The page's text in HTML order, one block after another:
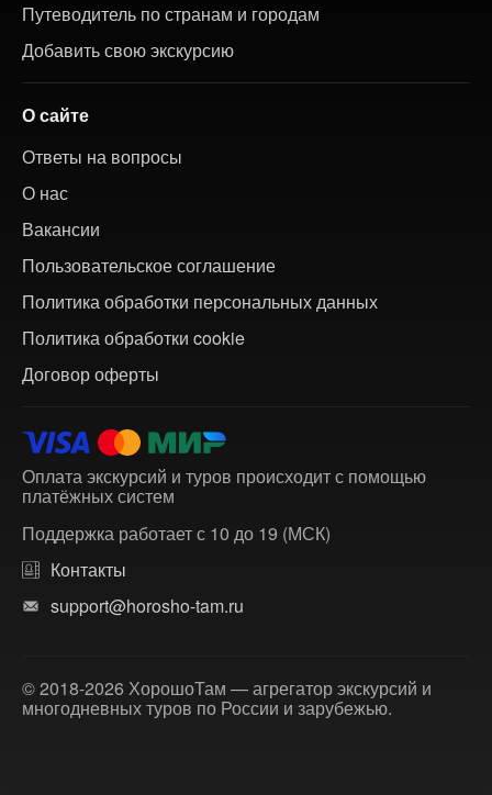
Путеводитель по странам и городам
Добавить свою экскурсию
О сайте
Ответы на вопросы
О нас
Вакансии
Пользовательское соглашение
Политика обработки персональных данных
Политика обработки cookie
Договор оферты
Оплата экскурсий и туров происходит с помощью
платёжных систем
Поддержка работает с 10 до 19 (МСК)
Контакты
support@horosho-tam.ru
© 2018-2026 ХорошоТам — агрегатор экскурсий и
многодневных туров по России и зарубежью.